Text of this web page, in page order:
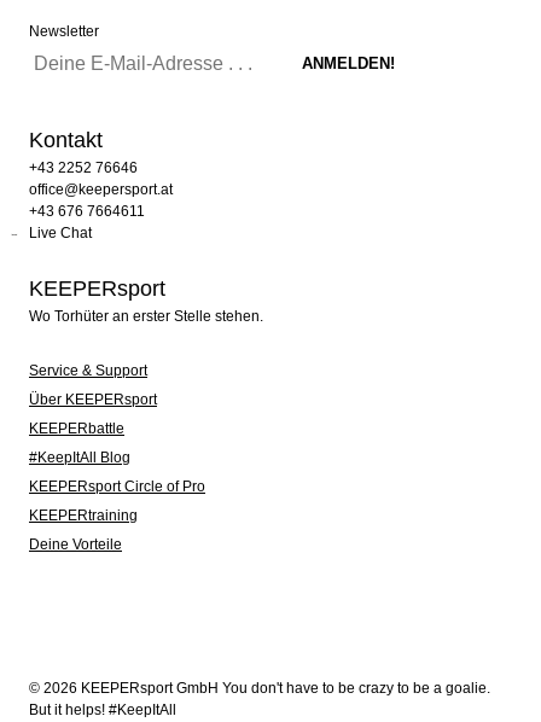
Newsletter
Kontakt
+43 2252 76646
office@keepersport.at
+43 676 7664611
Live Chat
KEEPERsport
Wo Torhüter an erster Stelle stehen.
Service & Support
Über KEEPERsport
KEEPERbattle
#KeepItAll Blog
KEEPERsport Circle of Pro
KEEPERtraining
Deine Vorteile
© 2026 KEEPERsport GmbH You don't have to be crazy to be a goalie.
But it helps! #KeepItAll